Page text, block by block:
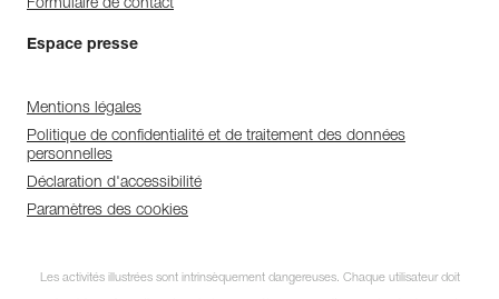
Formulaire de contact
Espace presse
Mentions légales
Politique de confidentialité et de traitement des données
personnelles
Déclaration d'accessibilité
Paramètres des cookies
Les activités illustrées sont intrinsèquement dangereuses. Chaque utilisateur doit